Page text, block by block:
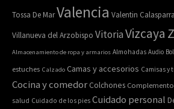
Tossa De MarValencia Valentin Calasparra
Villanueva del Arzobispo VitoriaVizcaya
Almacenamiento de ropa y armarios Almohadas Audio
estuches Calzado Camas y accesorios Camisas y
Cocina y comedor Colchones
salud Cuidado de los pies Cuidado personal